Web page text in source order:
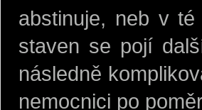
abstinuje, neb v
staven se pojí
následně
nemocnici po